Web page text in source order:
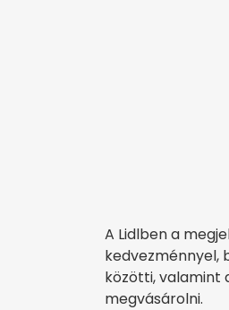
A Lidlben a
kedvezménnyel,
közötti, valamint
megvásárolni.